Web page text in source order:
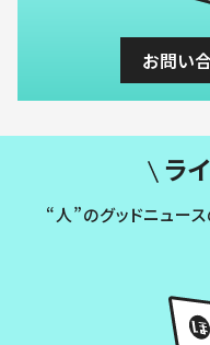
お問い
ラ
“人”のグッドニュー